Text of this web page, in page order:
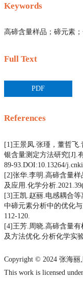
Keywords
高碲含量样品；碲元素
Full Text
PDF
References
[1]王景凤.张瑾，董哲飞
银含量测定方法研究[J].
89-93.DOI:10.13264/
[2]张华.李明.高碲含量
及应用.化学分析
[3]王凯.赵丽.电感耦合
中碲元素分析中的优化
112-120.
[4]王芳.周晓.高碲含量
及方法优化.分析化学实
Copyright © 2024 张海
This work is licensed